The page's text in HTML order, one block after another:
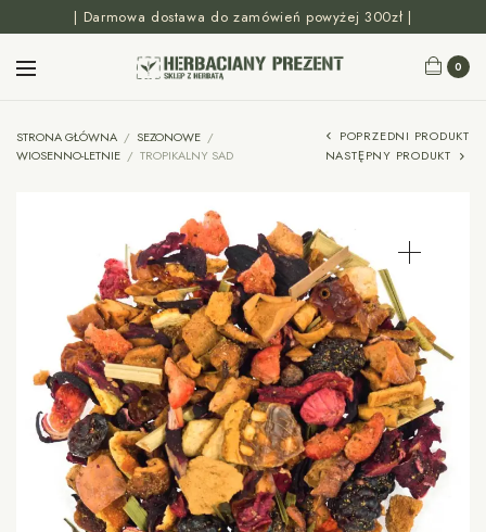
| Darmowa dostawa do zamówień powyżej 300zł |
0
STRONA GŁÓWNA / SEZONOWE /
WIOSENNO-LETNIE / TROPIKALNY SAD
POPRZEDNI PRODUKT
NASTĘPNY PRODUKT